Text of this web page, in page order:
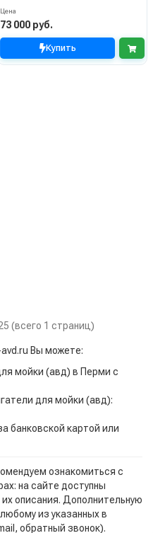
Цена
73 000 руб.
Купить
(всего 1 страниц)
Вы можете:
мойки (авд) в Перми с
для мойки (авд):
банковской картой или
ознакомиться с
на сайте доступны
описания. Дополнительную
из указанных в
обратный звонок).